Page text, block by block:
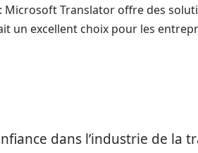
Microsoft Translator offre des
un excellent choix pour les
dans l’industrie de la